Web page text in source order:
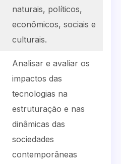
naturais, políticos,
econômicos, sociais e
culturais.
Analisar e avaliar os
impactos das
tecnologias na
estruturação e nas
dinâmicas das
sociedades
contemporâneas